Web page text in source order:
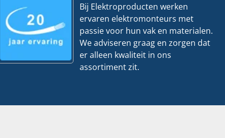
Bij Elektroproducten werken
ervaren elektromonteurs met
passie voor hun vak en materialen.
We adviseren graag en zorgen dat
er alleen kwaliteit in ons
assortiment zit.